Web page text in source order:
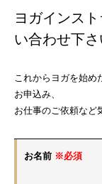
ヨガインス
い合わせ下さ
これからヨガを始め
お申込み、
お仕事のご依頼など
お名前 ※必須